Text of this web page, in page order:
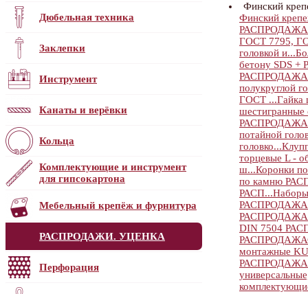
Дюбельная техника
Заклепки
Инструмент
Канаты и верёвки
Кольца
Комплектующие и инструмент
для гипсокартона
Мебельный крепёж и фурнитура
РАСПРОДАЖИ. УЦЕНКА
Перфорация
Финский
Финский
РАСПРОДАЖА
ГОСТ 7795,
головкой и...
бетону SDS
РАСПРОДАЖА
полукруглой
ГОСТ ...Гайка
шестигранные
РАСПРОДАЖА
потайной
головко...
торцевые L -
ш...Коронки
по камню
РАСП...
РАСПРОДАЖА
РАСПРОДАЖА
DIN 7504
РАСПРОДАЖА
монтажные
РАСПРОДАЖА